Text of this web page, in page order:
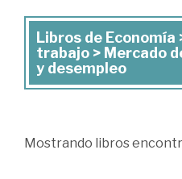
Libros
de
Economía
Economía
Libros de Economía
trabajo > Mercado
y desempleo
Mostrando libros